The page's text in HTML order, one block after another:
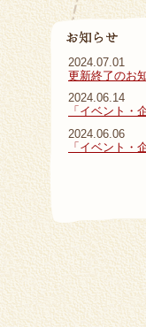
2024.07.01
更新終了のお
2024.06.14
「イベント・
2024.06.06
「イベント・